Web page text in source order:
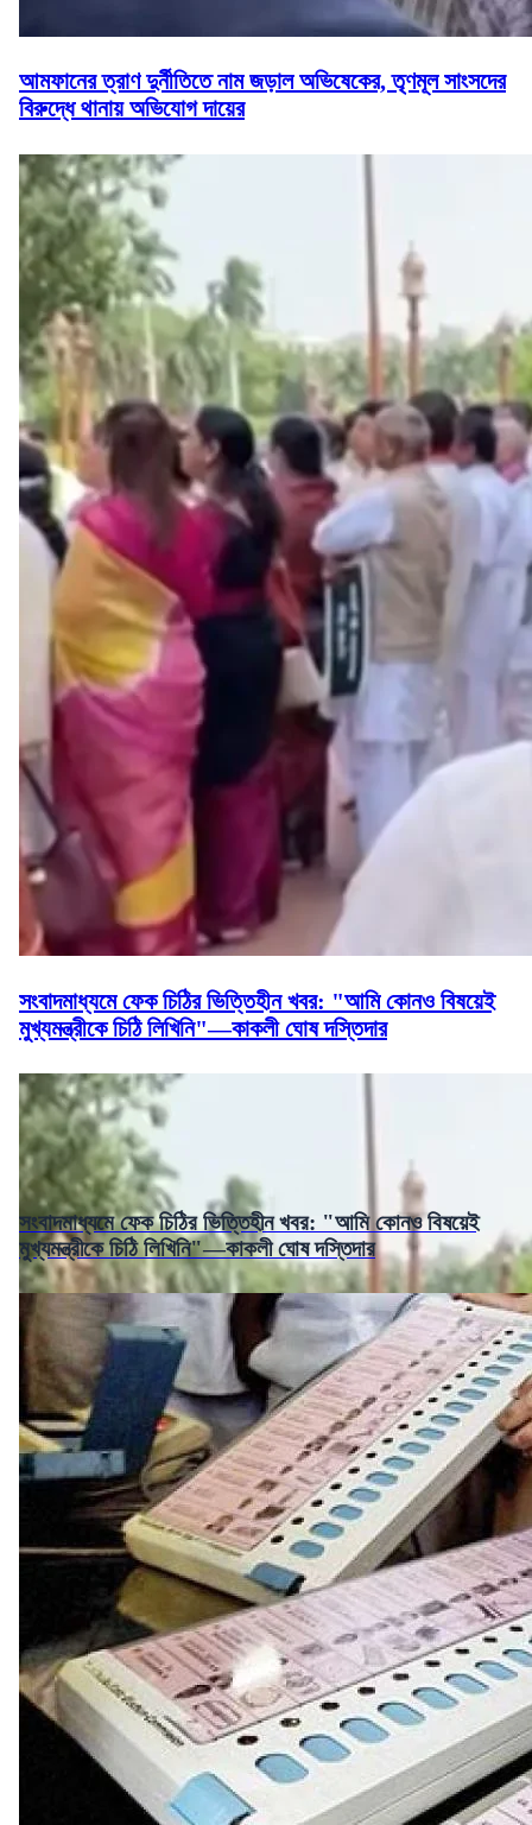
আমফানের ত্রাণ দুর্নীতিতে নাম জড়াল অভিষেকের, তৃণমূল সাংসদের
বিরুদ্ধে থানায় অভিযোগ দায়ের
সংবাদমাধ্যমে ফেক চিঠির ভিত্তিহীন খবর: "আমি কোনও বিষয়েই
মুখ্যমন্ত্রীকে চিঠি লিখিনি"—কাকলী ঘোষ দস্তিদার
সংবাদমাধ্যমে ফেক চিঠির ভিত্তিহীন খবর: "আমি কোনও বিষয়েই
মুখ্যমন্ত্রীকে চিঠি লিখিনি"—কাকলী ঘোষ দস্তিদার